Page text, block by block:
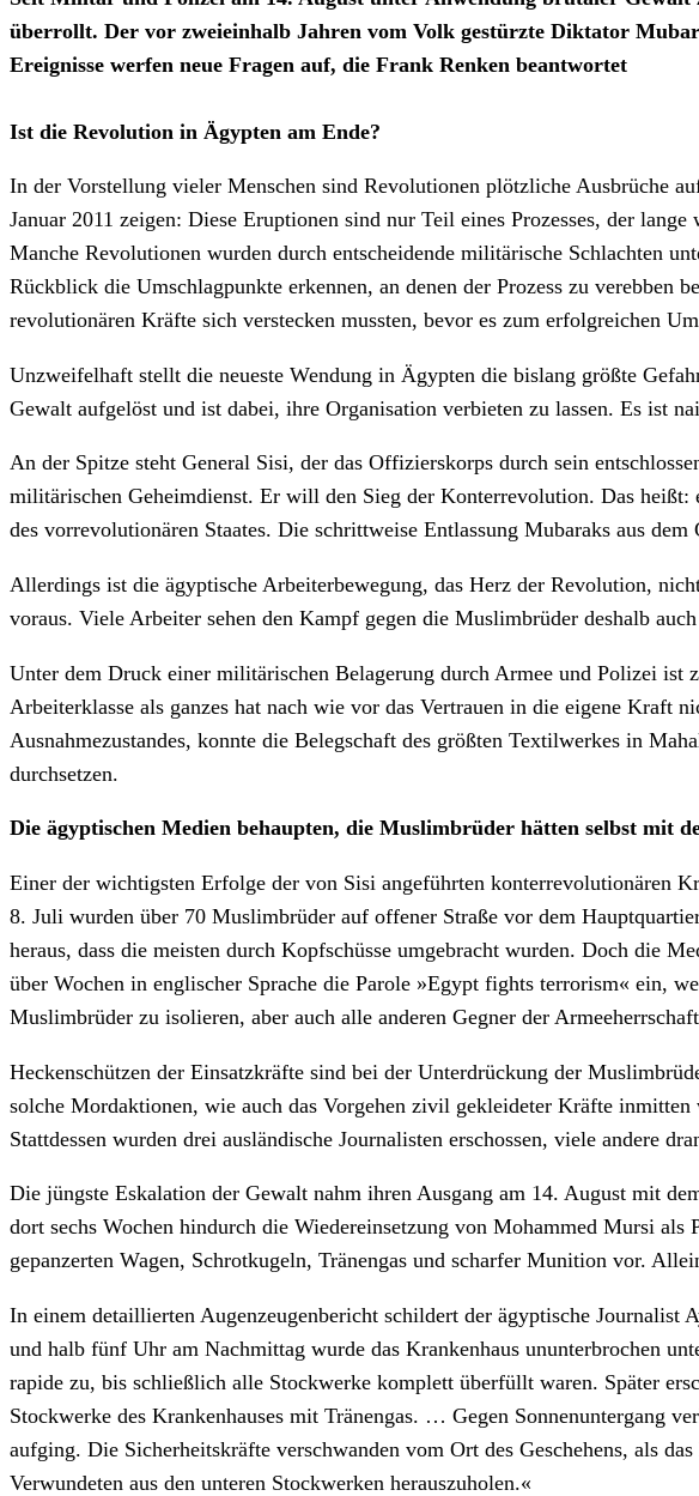
überrollt. Der vor zweieinhalb Jahren vom Volk gestürzte Diktator
Ereignisse werfen neue Fragen auf, die Frank Renken beantwortet
Ist die Revolution in Ägypten am Ende?
In der Vorstellung vieler Menschen sind Revolutionen plötzliche Ausbrüche
Januar 2011 zeigen: Diese Eruptionen sind nur Teil eines Prozesses, der
Manche Revolutionen wurden durch entscheidende militärische Schlachten
Rückblick die Umschlagpunkte erkennen, an denen der Prozess zu verebben
revolutionären Kräfte sich verstecken mussten, bevor es zum erfolgreichen
Unzweifelhaft stellt die neueste Wendung in Ägypten die bislang größte
Gewalt aufgelöst und ist dabei, ihre Organisation verbieten zu lassen. Es ist
An der Spitze steht General Sisi, der das Offizierskorps durch sein
militärischen Geheimdienst. Er will den Sieg der Konterrevolution. Das
des vorrevolutionären Staates. Die schrittweise Entlassung Mubaraks aus
Allerdings ist die ägyptische Arbeiterbewegung, das Herz der Revolution,
voraus. Viele Arbeiter sehen den Kampf gegen die Muslimbrüder deshalb
Unter dem Druck einer militärischen Belagerung durch Armee und Polizei ist
Arbeiterklasse als ganzes hat nach wie vor das Vertrauen in die eigene Kraft
Ausnahmezustandes, konnte die Belegschaft des größten Textilwerkes in
durchsetzen.
Die ägyptischen Medien behaupten, die Muslimbrüder hätten selbst mit
Einer der wichtigsten Erfolge der von Sisi angeführten konterrevolutionären
8. Juli wurden über 70 Muslimbrüder auf offener Straße vor dem
heraus, dass die meisten durch Kopfschüsse umgebracht wurden. Doch die
über Wochen in englischer Sprache die Parole »Egypt fights terrorism« ein,
Muslimbrüder zu isolieren, aber auch alle anderen Gegner der
Heckenschützen der Einsatzkräfte sind bei der Unterdrückung der
solche Mordaktionen, wie auch das Vorgehen zivil gekleideter Kräfte
Stattdessen wurden drei ausländische Journalisten erschossen, viele andere
Die jüngste Eskalation der Gewalt nahm ihren Ausgang am 14. August mit
dort sechs Wochen hindurch die Wiedereinsetzung von Mohammed Mursi
gepanzerten Wagen, Schrotkugeln, Tränengas und scharfer Munition vor.
In einem detaillierten Augenzeugenbericht schildert der ägyptische Journalist
und halb fünf Uhr am Nachmittag wurde das Krankenhaus ununterbrochen
rapide zu, bis schließlich alle Stockwerke komplett überfüllt waren. Später
Stockwerke des Krankenhauses mit Tränengas. … Gegen Sonnenuntergang
aufging. Die Sicherheitskräfte verschwanden vom Ort des Geschehens, als
Verwundeten aus den unteren Stockwerken herauszuholen.«